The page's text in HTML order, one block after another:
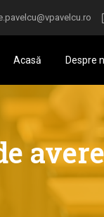
Acasă Despre